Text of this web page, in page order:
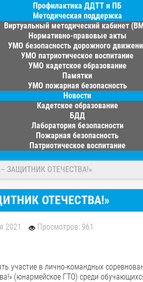
Профилактика ДДТТ и ПБ
Методическая поддержка
Виртуальный методический кабинет
Нормативно-правовые акты
УМО безопасность дорожного
УМО патриотическое воспитание
УМО кадетское образование
Памятки
УМО пожарная безопасность
Новости
Кадетское образование
БДД
Лаборатория безопасности
Пожарная безопасность
Патриотическое воспитание
– ЗАЩИТНИК ОТЕЧЕСТВА!»
ОТЕЧЕСТВА!»
2021 Просмотров: 961
участие в лично-командных
(юнармейское ГТО) среди